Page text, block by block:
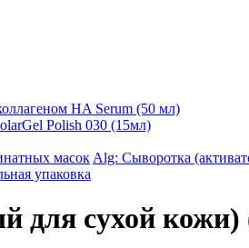
HA Serum (50 мл)
Polish 030 (15мл)
Alg: Сыворотка
упаковка
для сухой кожи)